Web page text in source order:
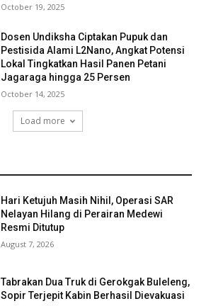
October 19, 2025
Dosen Undiksha Ciptakan Pupuk dan
Pestisida Alami L2Nano, Angkat Potensi
Lokal Tingkatkan Hasil Panen Petani
Jagaraga hingga 25 Persen
October 14, 2025
Load more
Hari Ketujuh Masih Nihil, Operasi SAR
Nelayan Hilang di Perairan Medewi
Resmi Ditutup
August 7, 2026
Tabrakan Dua Truk di Gerokgak Buleleng,
Sopir Terjepit Kabin Berhasil Dievakuasi